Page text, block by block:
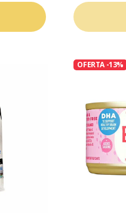
OFERTA -13%